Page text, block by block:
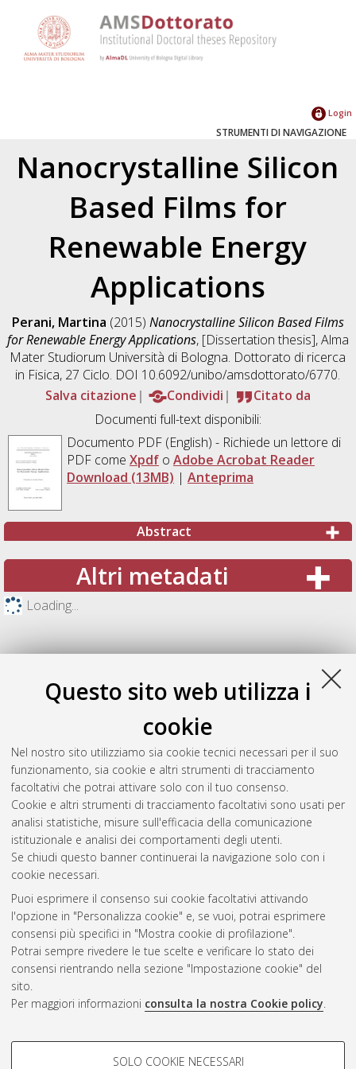
Questo sito web utilizza i
cookie
Nel nostro sito utilizziamo sia cookie tecnici necessari per il suo
funzionamento, sia cookie e altri strumenti di tracciamento
facoltativi che potrai attivare solo con il tuo consenso.
Cookie e altri strumenti di tracciamento facoltativi sono usati per
analisi statistiche, misure sull'efficacia della comunicazione
istituzionale e analisi dei comportamenti degli utenti.
Se chiudi questo banner continuerai la navigazione solo con i
cookie necessari.
Puoi esprimere il consenso sui cookie facoltativi attivando
l'opzione in "Personalizza cookie" e, se vuoi, potrai esprimere
consensi più specifici in "Mostra cookie di profilazione".
Potrai sempre rivedere le tue scelte e verificare lo stato dei
consensi rientrando nella sezione "Impostazione cookie" del
sito.
Per maggiori informazioni consulta la nostra Cookie policy.
COOKIE DI PROFILAZIONE -
SOLO COOKIE NECESSARI
Login
STRUMENTI DI NAVIGAZIONE
Nanocrystalline Silicon
Based Films for
Renewable Energy
Applications
Perani, Martina (2015) Nanocrystalline Silicon Based Films
for Renewable Energy Applications, [Dissertation thesis], Alma
Mater Studiorum Università di Bologna. Dottorato di ricerca
in Fisica, 27 Ciclo. DOI 10.6092/unibo/amsdottorato/6770.
Salva citazione
Condividi
Citato da
Documenti full-text disponibili:
Documento PDF(English) - Richiede un lettore di
PDF come Xpdfo Adobe Acrobat Reader
Download (13MB) | Anteprima
Abstract
Altri metadati
Loading...
Gestione del documento:
Atom
Rss 1.0
Rss 2.0
ISSN: 2038-7946
Impostazioni Cookie
Informativa sulla privacy